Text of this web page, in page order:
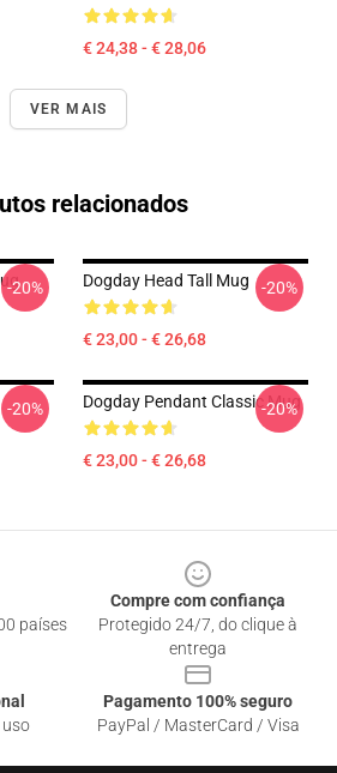
€ 24,38 - € 28,06
VER MAIS
relacionados
-20% Dogday Head Tall Mug
€ 23,00 - € 26,68
-20%
-20% Dogday Pendant Classic Mug
€ 23,00 - € 26,68
-20%
países
Compre com confiança
Protegido 24/7, do clique à
entrega
Pagamento 100% seguro
PayPal / MasterCard / Visa